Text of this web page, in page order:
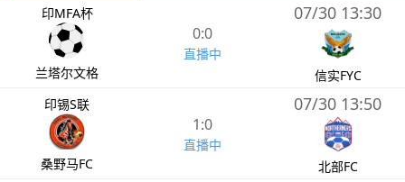
印MFA杯
兰塔尔文格
0:0
直播中
07/30 13:30
信实FYC
印锡S联
桑野马FC
1:0
直播中
07/30 13:50
北部FC